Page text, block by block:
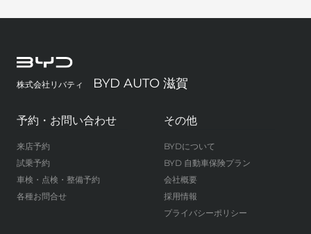
株式会社リバティ BYD AUTO 滋賀
予約・お問い合わせ
来店予約
試乗予約
車検・点検・整備予約
各種お問合せ
その他
BYDについて
BYD 自動車保険プラン
会社概要
採用情報
プライバシーポリシー